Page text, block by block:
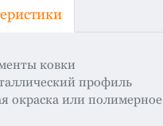
ковки
профиль
окраска или полимерное